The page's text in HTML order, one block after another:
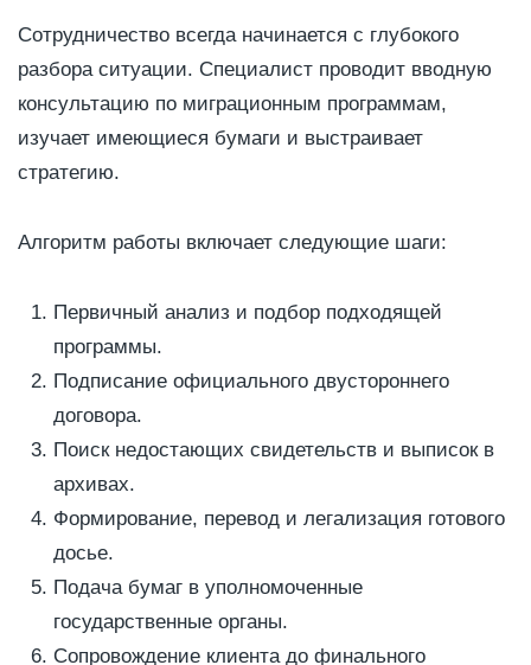
Сотрудничество всегда начинается с глубокого
разбора ситуации. Специалист проводит вводную
консультацию по миграционным программам,
изучает имеющиеся бумаги и выстраивает
стратегию.
Алгоритм работы включает следующие шаги:
Первичный анализ и подбор подходящей
программы.
Подписание официального двустороннего
договора.
Поиск недостающих свидетельств и выписок в
архивах.
Формирование, перевод и легализация готового
досье.
Подача бумаг в уполномоченные
государственные органы.
Сопровождение клиента до финального